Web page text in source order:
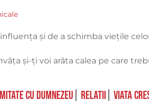
și de a schimba viețile
şi-ţi voi arăta calea pe care
cu Dumnezeu relatii viata